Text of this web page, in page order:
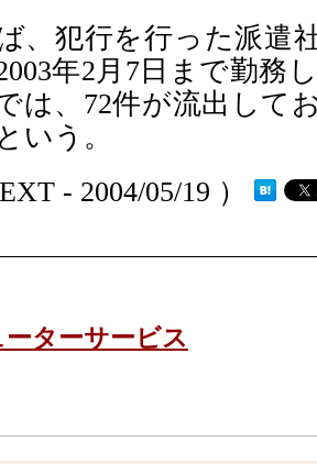
、犯行を行った派遣
年2月7日まで勤務
は、72件が流出して
いう。
- 2004/05/19 ）
ターサービス